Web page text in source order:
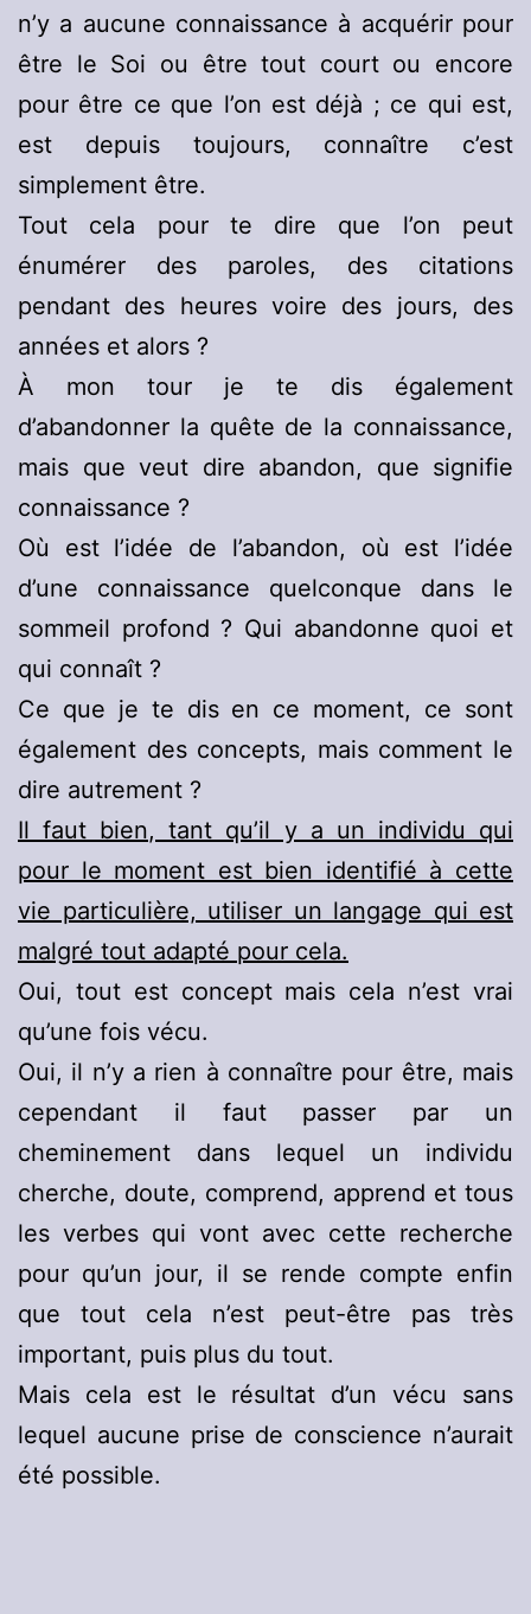
n’y a aucune connaissance à acquérir pour
être le Soi ou être tout court ou encore
pour être ce que l’on est déjà ; ce qui est,
est depuis toujours, connaître c’est
simplement être.
Tout cela pour te dire que l’on peut
énumérer des paroles, des citations
pendant des heures voire des jours, des
années et alors ?
À mon tour je te dis également
d’abandonner la quête de la connaissance,
mais que veut dire abandon, que signifie
connaissance ?
Où est l’idée de l’abandon, où est l’idée
d’une connaissance quelconque dans le
sommeil profond ? Qui abandonne quoi et
qui connaît ?
Ce que je te dis en ce moment, ce sont
également des concepts, mais comment le
dire autrement ?
Il faut bien, tant qu’il y a un individu qui
pour le moment est bien identifié à cette
vie particulière, utiliser un langage qui est
malgré tout adapté pour cela.
Oui, tout est concept mais cela n’est vrai
qu’une fois vécu.
Oui, il n’y a rien à connaître pour être, mais
cependant il faut passer par un
cheminement dans lequel un individu
cherche, doute, comprend, apprend et tous
les verbes qui vont avec cette recherche
pour qu’un jour, il se rende compte enfin
que tout cela n’est peut-être pas très
important, puis plus du tout.
Mais cela est le résultat d’un vécu sans
lequel aucune prise de conscience n’aurait
été possible.